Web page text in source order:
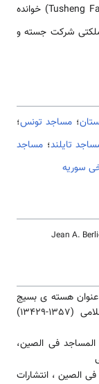
دو رگه‌ی آنان(خارجیان متولد شده در محل)(Tusheng Fan Ke) خوانده
شرکت جسته و
؛ مساجد تونس؛
تایلند؛ مساجد
سوریه
به عنوان هسته ی بسیج
سیاسی و سازماندهی مردم درانقلاب اسلامی (1357-13429)
یوسف لی هوای(1989)، المساجد فی الصین،
المساجد فی الصین ، انتشارات